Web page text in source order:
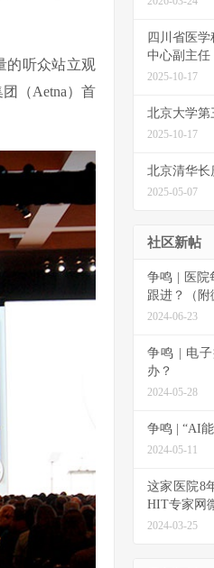
的听众站立观
（Aetna）首
四川省医
中心副主任
2025-10-17
北京大学第
2025-10-17
北京清华长
2025-05-07
社区新帖
争鸣 | 医院
跟进？（附
2024-06-23
争鸣 | 电
办？
2024-05-28
争鸣 | “AI
2024-05-11
这家医院8
HIT专家网
2024-03-25